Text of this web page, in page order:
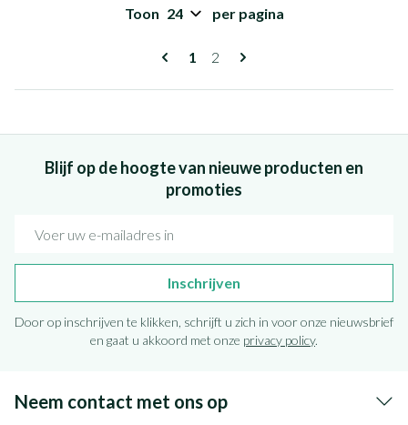
Pagina's
U lees momenteel pagina
1 Pagina
2
Toon per pagina
Blijf op de hoogte van nieuwe producten en
promoties
Inschrijven
Door op inschrijven te klikken, schrijft u zich in voor onze nieuwsbrief
en gaat u akkoord met onze privacy policy.
Neem contact met ons op